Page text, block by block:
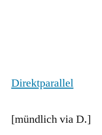
Direktparallel
[mündlich via D.]